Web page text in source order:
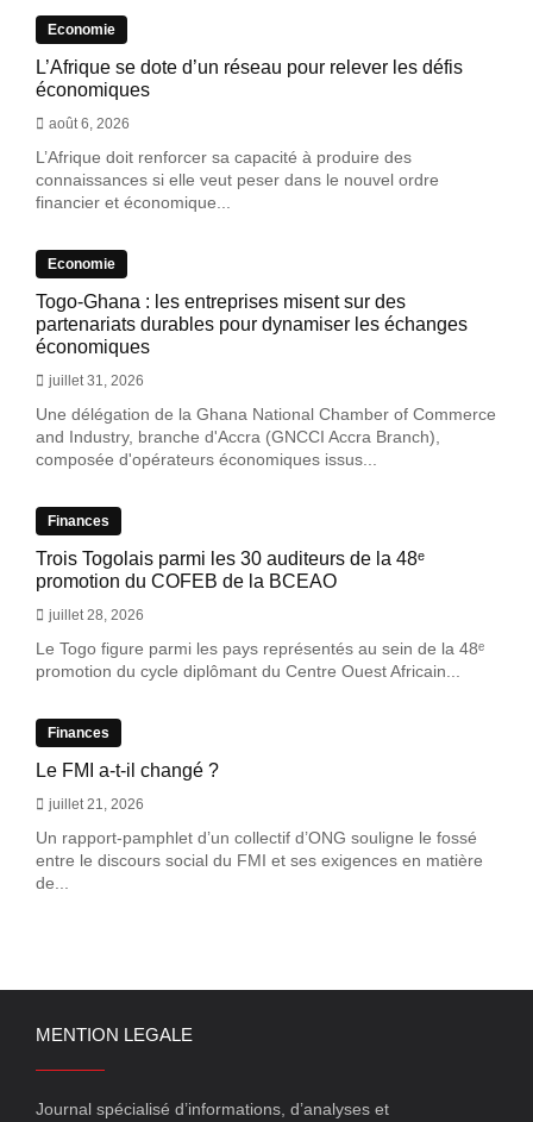
Economie
L’Afrique se dote d’un réseau pour relever les défis
économiques
août 6, 2026
L’Afrique doit renforcer sa capacité à produire des
connaissances si elle veut peser dans le nouvel ordre
financier et économique...
Economie
Togo-Ghana : les entreprises misent sur des
partenariats durables pour dynamiser les échanges
économiques
juillet 31, 2026
Une délégation de la Ghana National Chamber of Commerce
and Industry, branche d'Accra (GNCCI Accra Branch),
composée d'opérateurs économiques issus...
Finances
Trois Togolais parmi les 30 auditeurs de la 48ᵉ
promotion du COFEB de la BCEAO
juillet 28, 2026
Le Togo figure parmi les pays représentés au sein de la 48ᵉ
promotion du cycle diplômant du Centre Ouest Africain...
Finances
Le FMI a-t-il changé ?
juillet 21, 2026
Un rapport-pamphlet d’un collectif d’ONG souligne le fossé
entre le discours social du FMI et ses exigences en matière
de...
MENTION LEGALE
Journal spécialisé d’informations, d’analyses et